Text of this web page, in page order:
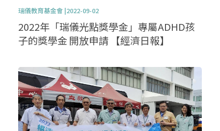
瑞儀教育基金會 |2022-09-02
2022年「瑞儀光點獎學金」專屬ADHD孩
子的獎學金 開放申請 【經濟日報】